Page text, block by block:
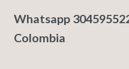
Whatsapp
Colombia